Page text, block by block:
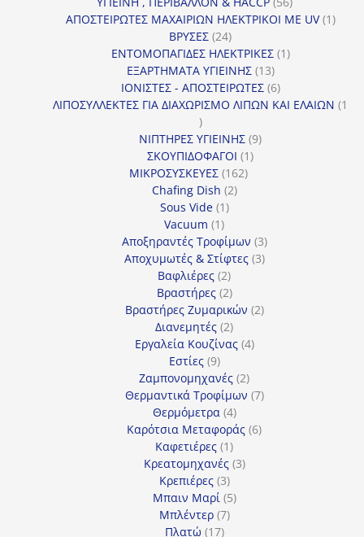
προϊόντα
ΑΠΟΣΤΕΙΡΩΤΕΣ ΜΑΧΑΙΡΙΩΝ ΗΛΕΚΤΡΙΚΟΙ ΜΕ UV 11
ΒΡΥΣΕΣ 2424
προϊόντα
ΕΝΤΟΜΟΠΑΓΙΔΕΣ ΗΛΕΚΤΡΙΚΕΣ 11
ΕΞΑΡΤΗΜΑΤΑ ΥΓΙΕΙΝΗΣ 1313
προϊόντα
ΙΟΝΙΣΤΕΣ - ΑΠΟΣΤΕΙΡΩΤΕΣ 66
προϊόντα
ΛΙΠΟΣΥΛΛΕΚΤΕΣ ΓΙΑ ΔΙΑΧΩΡΙΣΜΟ ΛΙΠΩΝ ΚΑΙ ΕΛΑΙΩΝ 1
1
προϊόν
ΝΙΠΤΗΡΕΣ ΥΓΙΕΙΝΗΣ 99
ΣΚΟΥΠΙΔΟΦΑΓΟΙ 11
ΜΙΚΡΟΣΥΣΚΕΥΕΣ 162162
Chafing Dish 22
Sous Vide 11
Vacuum 11
προϊόν
Αποξηραντές Τροφίμων 33
προϊόντα
Αποχυμωτές & Στίφτες 33
Βαφλιέρες 22
προϊόντα
Βραστήρες 22
προϊόντα
Βραστήρες Ζυμαρικών 22
Διανεμητές 22
προϊόντα
Εργαλεία Κουζίνας 44
Εστίες 99
προϊόντα
Ζαμπονομηχανές 22
προϊόντα
Θερμαντικά Τροφίμων 77
Θερμόμετρα 44
προϊόντα
Καρότσια Μεταφοράς 66
Καφετιέρες 11
προϊόν
Κρεατομηχανές 33
Κρεπιέρες 33
προϊόντα
Μπαιν Μαρί 55
Μπλέντερ 77
Πλατώ 1717